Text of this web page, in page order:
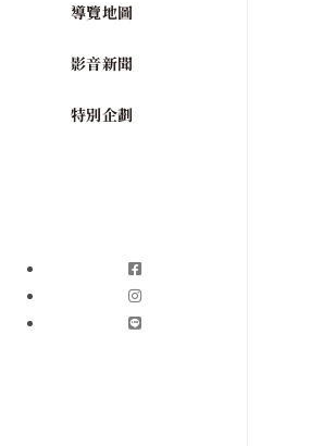
導覽地圖
影音新聞
特別企劃